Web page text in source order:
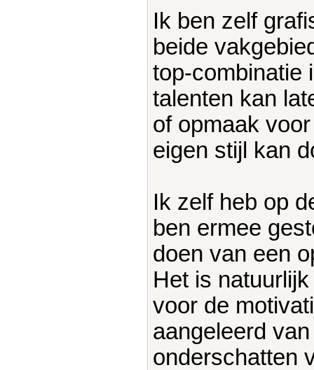
Ik ben zelf
beide
top-combinatie
talenten kan
of opmaak
eigen stijl kan
Ik zelf heb op
ben ermee
doen van een
Het is
voor de
aangeleerd
onderschatten